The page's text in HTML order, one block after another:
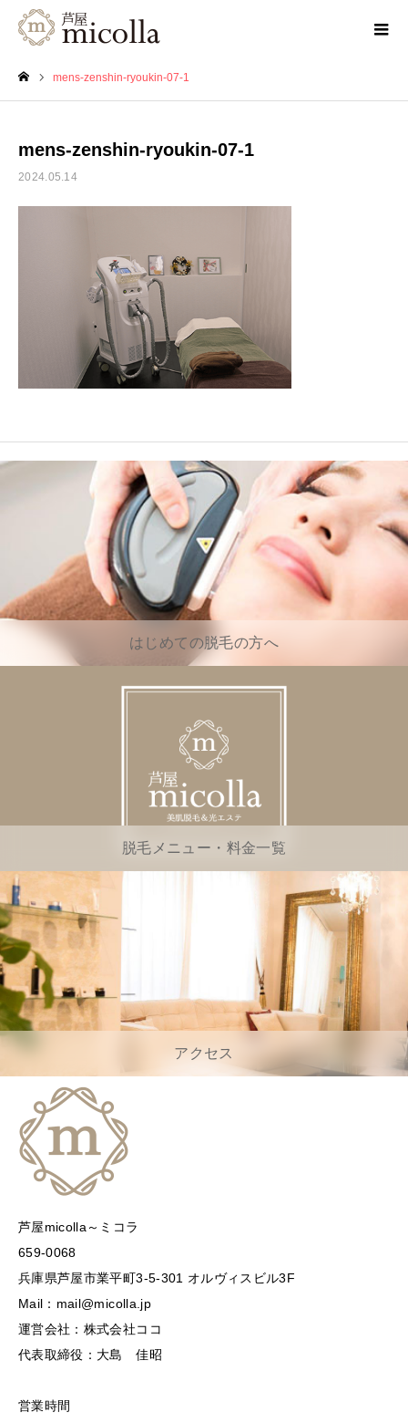
mens-zenshin-ryoukin-07-1
mens-zenshin-ryoukin-07-1
2024.05.14
はじめての脱毛の方へ
脱毛メニュー・料金一覧
アクセス
芦屋micolla～ミコラ
659-0068
兵庫県芦屋市業平町3-5-301 オルヴィスビル3F
Mail：mail@micolla.jp
運営会社：株式会社ココ
代表取締役：大島 佳昭
営業時間